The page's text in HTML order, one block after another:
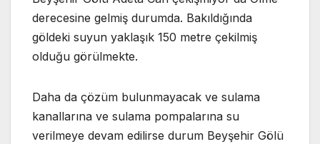
derecesine gelmiş durumda. Bakıldığında
göldeki suyun yaklaşık 150 metre çekilmiş
olduğu görülmekte.
Daha da çözüm bulunmayacak ve sulama
kanallarına ve sulama pompalarına su
verilmeye devam edilirse durum Beyşehir Gölü